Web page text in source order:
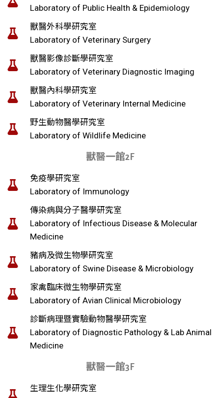
Laboratory of Public Health & Epidemiology
獸醫外科學研究室
Laboratory of Veterinary Surgery
獸醫影像診斷學研究室
Laboratory of Veterinary Diagnostic Imaging
獸醫內科學研究室
Laboratory of Veterinary Internal Medicine
野生動物醫學研究室
Laboratory of Wildlife Medicine
獸醫一館2F
免疫學研究室
Laboratory of Immunology
傳染病與分子醫學研究室
Laboratory of Infectious Disease & Molecular
Medicine
豬病及微生物學研究室
Laboratory of Swine Disease & Microbiology
家禽臨床微生物學研究室
Laboratory of Avian Clinical Microbiology
診斷病理暨實驗動物醫學研究室
Laboratory of Diagnostic Pathology & Lab Animal
Medicine
獸醫一館3F
生理生化學研究室​